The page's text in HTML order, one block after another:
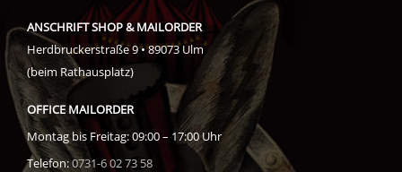
ANSCHRIFT SHOP & MAILORDER
Herdbruckerstraße 9 • 89073 Ulm
(beim Rathausplatz)
OFFICE MAILORDER
Montag bis Freitag: 09:00 – 17:00 Uhr
Telefon:0731-6 02 73 58